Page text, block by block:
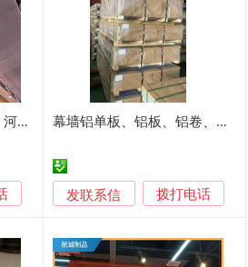
鲜风超市圆孔铝单板厂家 河北冲孔网门头吊楣定制 幕墙铝单板、铝板、铝卷、蜂窝板全国供应
发联系信 拨打电话